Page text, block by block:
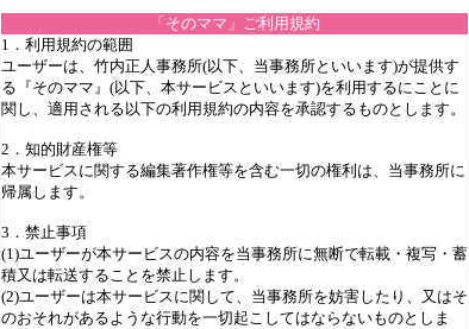
「そのママ」ご利用規約
1．利用規約の範囲
ユーザーは、竹内正人事務所(以下、当事務所といいます)が提供す
る『そのママ』(以下、本サービスといいます)を利用するにことに
関し、適用される以下の利用規約の内容を承認するものとします。
2．知的財産権等
本サービスに関する編集著作権等を含む一切の権利は、当事務所に
帰属します。
3．禁止事項
(1)ユーザーが本サービスの内容を当事務所に無断で転載・複写・蓄
積又は転送することを禁止します。
(2)ユーザーは本サービスに関して、当事務所を妨害したり、又はそ
のおそれがあるような行動を一切起こしてはならないものとしま